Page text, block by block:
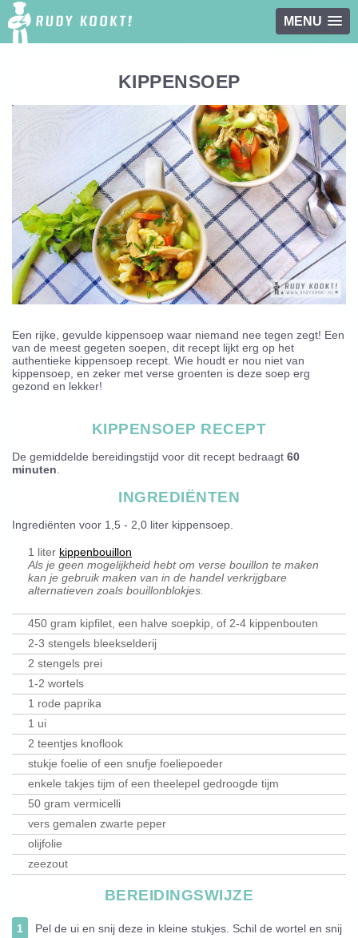
MENU
KIPPENSOEP
Een rijke, gevulde kippensoep waar niemand nee tegen zegt! Een
van de meest gegeten soepen, dit recept lijkt erg op het
authentieke kippensoep recept. Wie houdt er nou niet van
kippensoep, en zeker met verse groenten is deze soep erg
gezond en lekker!
KIPPENSOEP RECEPT
De gemiddelde bereidingstijd voor dit recept bedraagt 60
minuten.
INGREDIËNTEN
Ingrediënten voor 1,5 - 2,0 liter kippensoep.
1 liter kippenbouillon
Als je geen mogelijkheid hebt om verse bouillon te maken
kan je gebruik maken van in de handel verkrijgbare
alternatieven zoals bouillonblokjes.
450 gram kipfilet, een halve soepkip, of 2-4 kippenbouten
2-3 stengels bleekselderij
2 stengels prei
1-2 wortels
1 rode paprika
1 ui
2 teentjes knoflook
stukje foelie of een snufje foeliepoeder
enkele takjes tijm of een theelepel gedroogde tijm
50 gram vermicelli
vers gemalen zwarte peper
olijfolie
zeezout
BEREIDINGSWIJZE
1
Pel de ui en snij deze in kleine stukjes. Schil de wortel en snij